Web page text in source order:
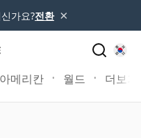
가요?전환 ×
아메리칸 월드 더보기